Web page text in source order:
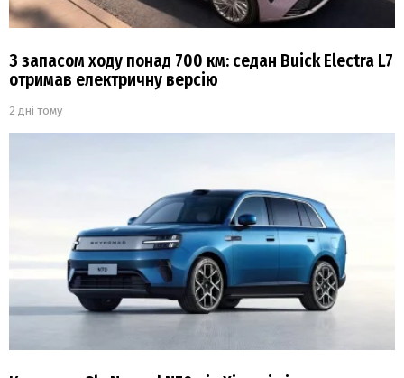
З запасом ходу понад 700 км: седан Buick Electra L7
отримав електричну версію
2 дні тому